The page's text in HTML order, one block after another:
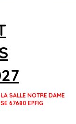
SALLE NOTRE DAME
67680 EPFIG